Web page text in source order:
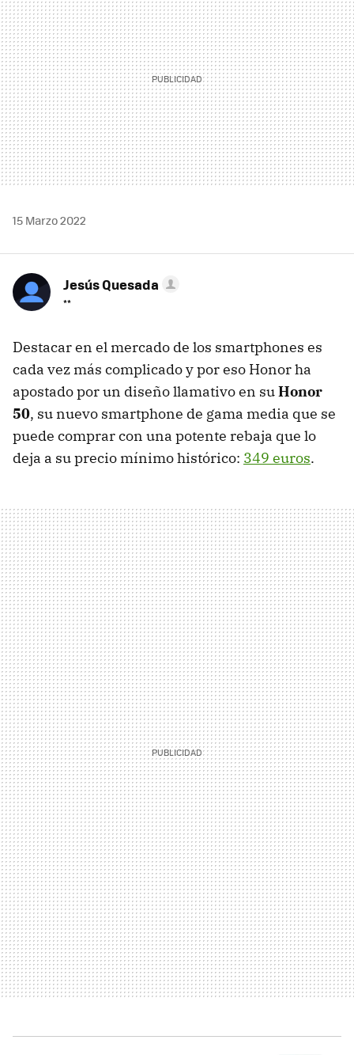
15 Marzo 2022
Jesús Quesada
**
Destacar en el mercado de los smartphones es
cada vez más complicado y por eso Honor ha
apostado por un diseño llamativo en suHonor
50, su nuevo smartphone de gama media que se
puede comprar con una potente rebaja que lo
deja a su precio mínimo histórico: 349 euros.